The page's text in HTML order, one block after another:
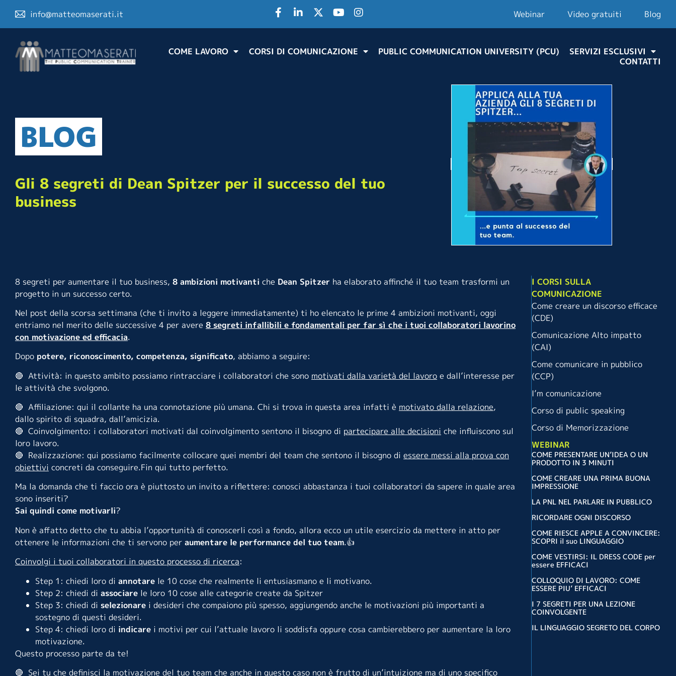
info@matteomaserati.it Webinar Video gratuiti Blog
COME LAVORO CORSI DI COMUNICAZIONE PUBLIC COMMUNICATION UNIVERSITY (PCU)
SERVIZI ESCLUSIVI
CONTATTI
BLOG
Gli 8 segreti di Dean Spitzer per il successo del tuo
business
8 segreti per aumentare il tuo business, 8 ambizioni motivanti che Dean Spitzer ha elaborato affinché il tuo team trasformi un
progetto in un successo certo.
Nel post della scorsa settimana (che ti invito a leggere immediatamente) ti ho elencato le prime 4 ambizioni motivanti, oggi
entriamo nel merito delle successive 4 per avere 8 segreti infallibili e fondamentali per far sì che i tuoi collaboratori lavorino
con motivazione ed efficacia.
Dopo potere, riconoscimento, competenza, significato, abbiamo a seguire:
🔴 Attività: in questo ambito possiamo rintracciare i collaboratori che sono motivati dalla varietà del lavoro e dall’interesse per
le attività che svolgono.
🔴 Affiliazione: qui il collante ha una connotazione più umana. Chi si trova in questa area infatti è motivato dalla relazione,
dallo spirito di squadra, dall’amicizia.
🔴 Coinvolgimento: i collaboratori motivati dal coinvolgimento sentono il bisogno di partecipare alle decisioni che influiscono sul
loro lavoro.
🔴 Realizzazione: qui possiamo facilmente collocare quei membri del team che sentono il bisogno di essere messi alla prova con
obiettivi concreti da conseguire.Fin qui tutto perfetto.
Ma la domanda che ti faccio ora è piuttosto un invito a riflettere: conosci abbastanza i tuoi collaboratori da sapere in quale area
sono inseriti?
Sai quindi come motivarli?
Non è affatto detto che tu abbia l’opportunità di conoscerli così a fondo, allora ecco un utile esercizio da mettere in atto per
ottenere le informazioni che ti servono per aumentare le performance del tuo team.👍
Coinvolgi i tuoi collaboratori in questo processo di ricerca:
Step 1: chiedi loro di annotare le 10 cose che realmente li entusiasmano e li motivano.
Step 2: chiedi di associare le loro 10 cose alle categorie create da Spitzer
Step 3: chiedi di selezionare i desideri che compaiono più spesso, aggiungendo anche le motivazioni più importanti a
sostegno di questi desideri.
Step 4: chiedi loro di indicare i motivi per cui l’attuale lavoro li soddisfa oppure cosa cambierebbero per aumentare la loro
motivazione.
Questo processo parte da te!
🔴 Sei tu che definisci la motivazione del tuo team che anche in questo caso non è frutto di un’intuizione ma di uno specifico
I CORSI SULLA
COMUNICAZIONE
Come creare un discorso efficace
(CDE)
Comunicazione Alto impatto
(CAI)
Come comunicare in pubblico
(CCP)
I’m comunicazione
Corso di public speaking
Corso di Memorizzazione
WEBINAR
COME PRESENTARE UN’IDEA O UN
PRODOTTO IN 3 MINUTI
COME CREARE UNA PRIMA BUONA
IMPRESSIONE
LA PNL NEL PARLARE IN PUBBLICO
RICORDARE OGNI DISCORSO
COME RIESCE APPLE A CONVINCERE:
SCOPRI il suo LINGUAGGIO
COME VESTIRSI: IL DRESS CODE per
essere EFFICACI
COLLOQUIO DI LAVORO: COME
ESSERE PIU’ EFFICACI
I 7 SEGRETI PER UNA LEZIONE
COINVOLGENTE
IL LINGUAGGIO SEGRETO DEL CORPO